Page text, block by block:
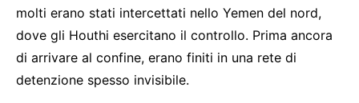
molti erano stati intercettati nello Yemen del nord,
dove gli Houthi esercitano il controllo. Prima ancora
di arrivare al confine, erano finiti in una rete di
detenzione spesso invisibile.